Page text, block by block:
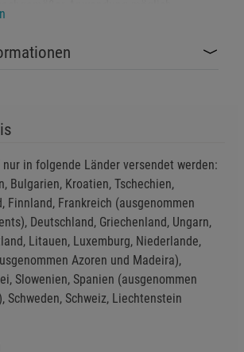
Kinder geeignet – Stromversorgung
TO GO-Version) – nicht ins Feuer werfen
öffnen, verändern oder
– Lebensgefahr durch
Kurzschluss.
vom Hersteller empfohlenem Ladegerät
GO-Version) – Brand- und
in folgende Länder versendet werden:
Bulgarien, Kroatien, Tschechien,
Finnland, Frankreich (ausgenommen
Deutschland, Griechenland, Ungarn,
Litauen, Luxemburg, Niederlande,
Azoren und Madeira),
Slowenien, Spanien (ausgenommen
Schweden, Schweiz, Liechtenstein
für die Gruppe
Einstellungen speichern für die Gruppe
Cookies
Cookie-Informationen anzeigen
Cookies (1) Funktionale
Cookies
Informationen anzeigen
(2)